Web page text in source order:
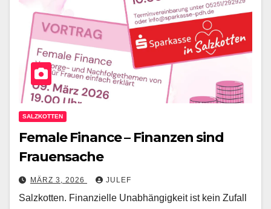
SALZKOTTEN
Female Finance – Finanzen sind
Frauensache
MÄRZ 3, 2026 JULEF
Salzkotten. Finanzielle Unabhängigkeit ist kein Zufall